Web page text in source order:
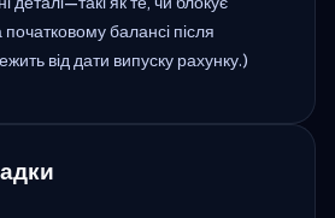
балансі після
від дати випуску рахунку.)